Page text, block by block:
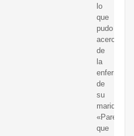
lo
que
pudo
acerca
de
la
de
su
marido.
«Parece
que